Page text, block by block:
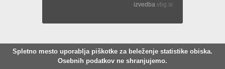
izvedba vbg.si
Spletno mesto uporablja piškotke za beleženje statistike obiska.
Osebnih podatkov ne shranjujemo.